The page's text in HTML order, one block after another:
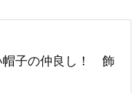


検索
帽子の仲良し！ 飾